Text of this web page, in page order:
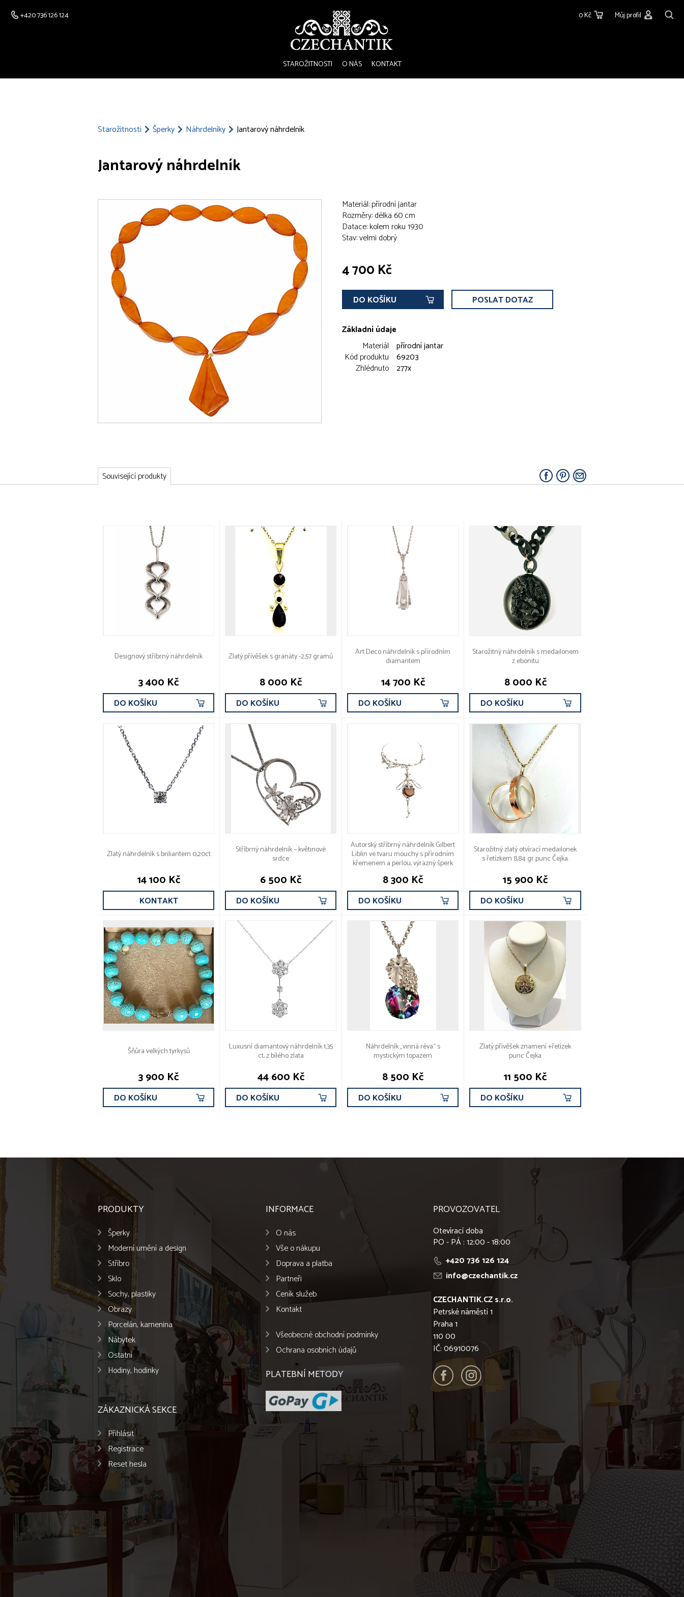
+420 736 126 124 0 Kč Můj profil
STAROŽITNOSTI O NÁS KONTAKT
Starožitnosti Šperky Náhrdelníky Jantarový náhrdelník
Jantarový náhrdelník
Materiál: přírodní jantar
Rozměry: délka 60 cm
Datace: kolem roku 1930
Stav: velmi dobrý
4 700 Kč
DO KOŠÍKU POSLAT DOTAZ
Základní údaje
Materiál přírodní jantar
Kód produktu 69203
Zhlédnuto 277x
Související produkty
Designový stříbrný náhrdelník
3 400 Kč
DO KOŠÍKU
Zlatý přívěšek s granáty -2,57 gramů
8 000 Kč
DO KOŠÍKU
Art Deco náhrdelník s přírodním
diamantem
14 700 Kč
DO KOŠÍKU
Starožitný náhrdelník s medailonem
z ebonitu
8 000 Kč
DO KOŠÍKU
Zlatý náhrdelník s briliantem 0,20ct
14 100 Kč
KONTAKT
Stříbrný náhrdelník – květinové
srdce
6 500 Kč
DO KOŠÍKU
Autorský stříbrný náhrdelník Gilbert
Liblin ve tvaru mouchy s přírodním
křemenem a perlou, výrazný šperk
8 300 Kč
DO KOŠÍKU
Starožitný zlatý otvírací medailonek
s řetízkem 8,84 gr punc Čejka.
15 900 Kč
DO KOŠÍKU
Šňůra velkých tyrkysů
3 900 Kč
DO KOŠÍKU
Luxusní diamantový náhrdelník 1,35
ct, z bílého zlata
44 600 Kč
DO KOŠÍKU
Náhrdelník „vinná réva“ s
mystickým topazem
8 500 Kč
DO KOŠÍKU
Zlatý přívěšek znamení +řetízek
punc Čejka
11 500 Kč
DO KOŠÍKU
PRODUKTY
Šperky
Moderní umění a design
Stříbro
Sklo
Sochy, plastiky
Obrazy
Porcelán, kamenina
Nábytek
Ostatní
Hodiny, hodinky
ZÁKAZNICKÁ SEKCE
Přihlásit
Registrace
Reset hesla
INFORMACE
O nás
Vše o nákupu
Doprava a platba
Partneři
Ceník služeb
Kontakt
Všeobecné obchodní podmínky
Ochrana osobních údajů
PLATEBNÍ METODY
PROVOZOVATEL
Otevírací doba
PO - PÁ : 12:00 - 18:00
+420 736 126 124
info@czechantik.cz
CZECHANTIK.CZ s.r.o.
Petrské náměstí 1
Praha 1
110 00
IČ: 06910076